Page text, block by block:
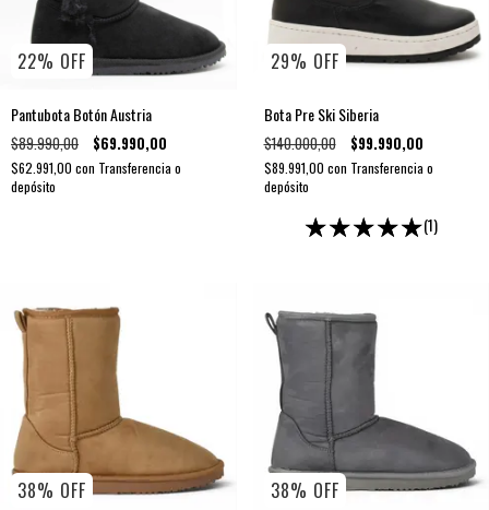
22% OFF
Pantubota Botón Austria
$89.990,00 $69.990,00
$62.991,00 con Transferencia o
depósito
29% OFF
Bota Pre Ski Siberia
$140.000,00 $99.990,00
$89.991,00 con Transferencia o
depósito
(1)
38% OFF 38% OFF